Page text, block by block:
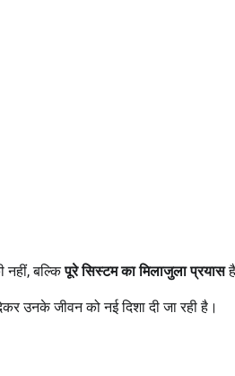
नहीं, बल्किपूरे सिस्टम का मिलाजुला प्रयास
उनके जीवन को नई दिशा दी जा रही है।